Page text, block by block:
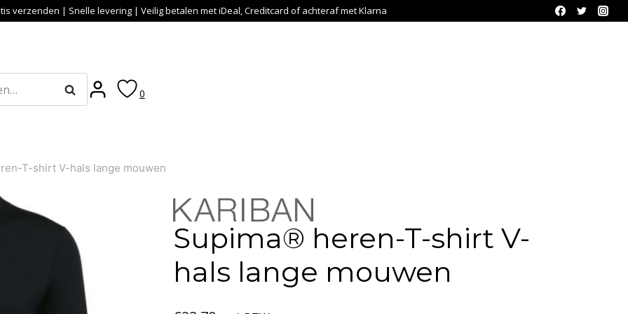
verzenden | Snelle levering | Veilig betalen met iDeal, Creditcard of achteraf met Klarna
Zoeken 0
T-shirt V-hals lange mouwen
Supima® heren-T-shirt V-
hals lange mouwen